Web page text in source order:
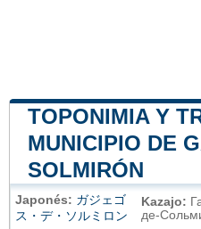
TOPONIMIA Y
MUNICIPIO DE
SOLMIRÓN
Japonés: ガジェゴ
ス・デ・ソルミロン
Kazajo:
де-